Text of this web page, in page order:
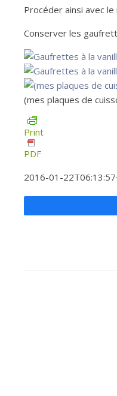
Procéder ainsi avec
Conserver les
(mes plaques de
Print
PDF
2016-01-